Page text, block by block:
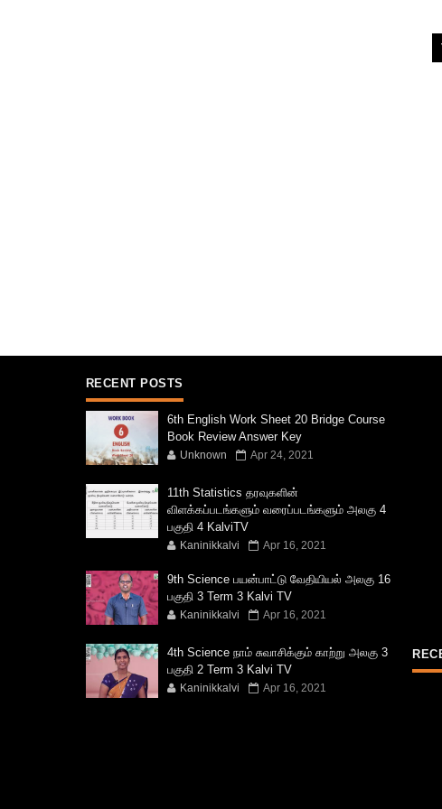
RECENT POSTS
6th English Work Sheet 20 Bridge Course
Book Review Answer Key
Unknown Apr 24, 2021
11th Statistics தரவுகளின்
விளக்கப்படங்களும் வரைப்படங்களும் அலகு 4
பகுதி 4 KalviTV
Kaninikkalvi Apr 16, 2021
9th Science பயன்பாட்டு வேதியியல் அலகு 16
பகுதி 3 Term 3 Kalvi TV
Kaninikkalvi Apr 16, 2021
4th Science நாம் சுவாசிக்கும் காற்று அலகு 3
பகுதி 2 Term 3 Kalvi TV
Kaninikkalvi Apr 16, 2021